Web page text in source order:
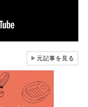
▶元記事を見る